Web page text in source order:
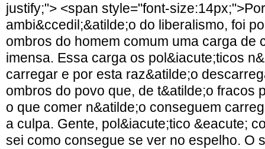
justify;"> <span style="font-size:14px;">Por
ambi&ccedil;&atilde;o do liberalismo, foi
ombros do homem comum uma carga de
imensa. Essa carga os pol&iacute;ticos
carregar e por esta raz&atilde;o
ombros do povo que, de t&atilde;o fracos
o que comer n&atilde;o conseguem
a culpa. Gente, pol&iacute;tico &eacute;
sei como consegue se ver no espelho. O